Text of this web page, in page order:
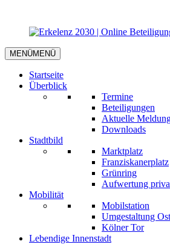
MENÜMENÜ
Startseite
Überblick
Termine
Beteiligungen
Aktuelle
Downloads
Stadtbild
Marktplatz
Franziskanerplatz
Grünring
Aufwertung
Mobilität
Mobilstation
Umgestaltung
Kölner Tor
Lebendige Innenstadt